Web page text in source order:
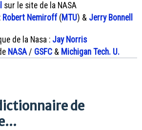
sur le site de la NASA
Robert Nemiroff( MTU) & Jerry Bonnell
de la Nasa : Jay Norris
NASA/ GSFC & Michigan Tech. U.
de